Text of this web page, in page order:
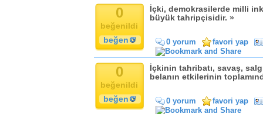
0
beğenildi
beğen
İçki, demokrasilerde milli
büyük tahripçisidir. »
0 yorum favori yap
0
beğenildi
beğen
İçkinin tahribatı, savaş,
belanın etkilerinin
0 yorum favori yap